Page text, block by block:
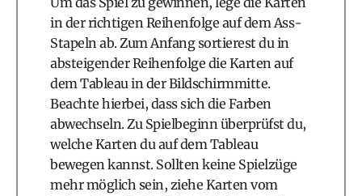
in der richtigen Reihenfolge auf dem Ass-
Stapeln ab. Zum Anfang sortierest du in
absteigender Reihenfolge die Karten auf
dem Tableau in der Bildschirmmitte.
Beachte hierbei, dass sich die Farben
abwechseln. Zu Spielbeginn überprüfst du,
welche Karten du auf dem Tableau
bewegen kannst. Sollten keine Spielzüge
mehr möglich sein, ziehe Karten vom